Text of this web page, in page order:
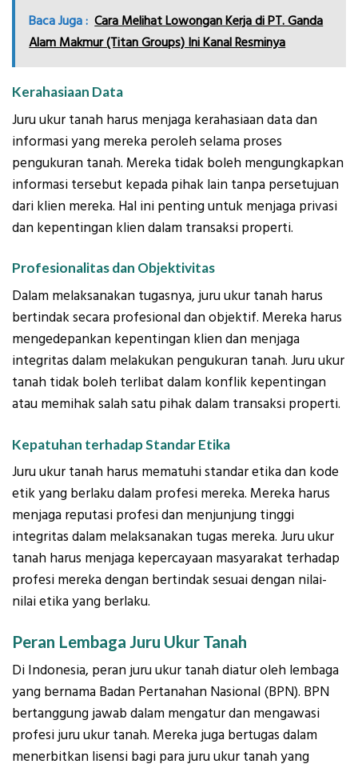
Baca Juga : Cara Melihat Lowongan Kerja di PT. Ganda
Alam Makmur (Titan Groups) Ini Kanal Resminya
Kerahasiaan Data
Juru ukur tanah harus menjaga kerahasiaan data dan
informasi yang mereka peroleh selama proses
pengukuran tanah. Mereka tidak boleh mengungkapkan
informasi tersebut kepada pihak lain tanpa persetujuan
dari klien mereka. Hal ini penting untuk menjaga privasi
dan kepentingan klien dalam transaksi properti.
Profesionalitas dan Objektivitas
Dalam melaksanakan tugasnya, juru ukur tanah harus
bertindak secara profesional dan objektif. Mereka harus
mengedepankan kepentingan klien dan menjaga
integritas dalam melakukan pengukuran tanah. Juru ukur
tanah tidak boleh terlibat dalam konflik kepentingan
atau memihak salah satu pihak dalam transaksi properti.
Kepatuhan terhadap Standar Etika
Juru ukur tanah harus mematuhi standar etika dan kode
etik yang berlaku dalam profesi mereka. Mereka harus
menjaga reputasi profesi dan menjunjung tinggi
integritas dalam melaksanakan tugas mereka. Juru ukur
tanah harus menjaga kepercayaan masyarakat terhadap
profesi mereka dengan bertindak sesuai dengan nilai-
nilai etika yang berlaku.
Peran Lembaga Juru Ukur Tanah
Di Indonesia, peran juru ukur tanah diatur oleh lembaga
yang bernama Badan Pertanahan Nasional (BPN). BPN
bertanggung jawab dalam mengatur dan mengawasi
profesi juru ukur tanah. Mereka juga bertugas dalam
menerbitkan lisensi bagi para juru ukur tanah yang